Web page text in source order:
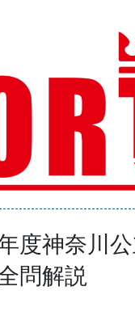
フォル
井土
明寺地
門塾｜
集団授
井土ヶ谷・蒔田・弘
数制集団授業の塾
度神奈川
問解説